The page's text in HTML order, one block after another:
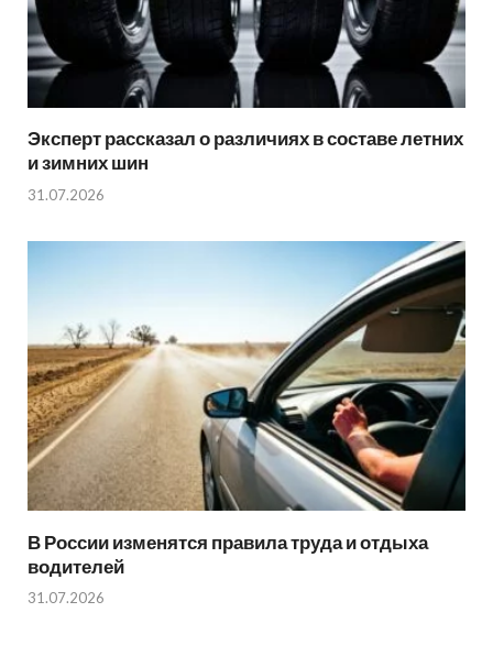
Эксперт рассказал о различиях в составе летних
и зимних шин
31.07.2026
В России изменятся правила труда и отдыха
водителей
31.07.2026